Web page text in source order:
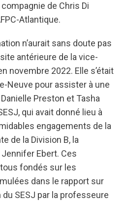
de Chris Di
Atlantique.
n’aurait sans doute pas
antérieure de la vice-
novembre 2022. Elle s’était
Neuve pour assister à une
Preston et Tasha
qui avait donné lieu à
engagements de la
de la Division B, la
Ebert. Ces
fondés sur les
dans le rapport sur
du SESJ par la professeure